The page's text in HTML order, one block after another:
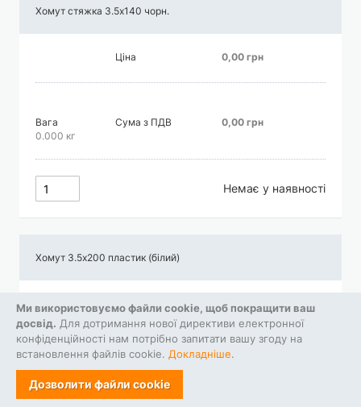
Ми використовуємо файли cookie, щоб покращити ваш
досвід. Для дотримання нової директиви електронної
конфіденційності нам потрібно запитати вашу згоду на
встановлення файлів cookie. Докладніше.
Дозволити файли cookie
Хомут стяжка 3.5х140 чорн.
Ціна 0,00 грн
Вага
0.000 кг
Сума з ПДВ 0,00 грн
Немає у наявності
Хомут 3.5х200 пластик (білий)
Ціна 0,00 грн
Вага
0.000 кг
Сума з ПДВ